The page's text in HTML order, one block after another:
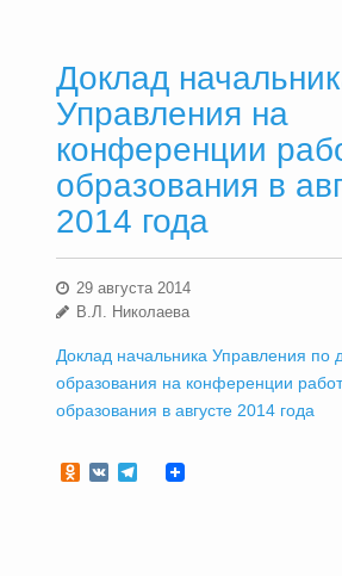
Доклад
Управления на
конференции
образования в
2014 года
29 августа 2014
В.Л. Николаева
Доклад начальника Управления по
образования на конференции
образования в августе 2014 года
Odnoklassniki
VKTelegram